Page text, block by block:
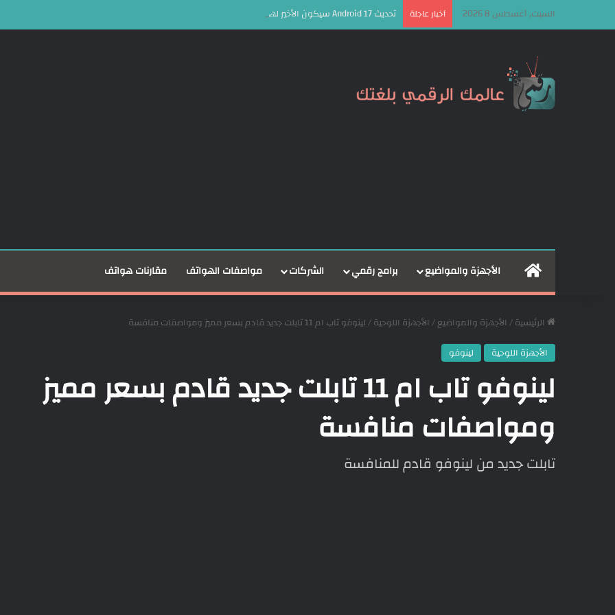
السبت, أغسطس 8 2026 أخبار عاجلة تحديث Android 17 سيكون الأخير لهذه الهواتف من سامسونج
الرئيسيةالأجهزة والمواضيع برامج رقمي الشركات مواصفات الهواتف مقارنات هواتف
الرئيسية/ الأجهزة والمواضيع/ الأجهزة اللوحية/لينوفو تاب ام 11 تابلت جديد قادم بسعر مميز ومواصفات منافسة
الأجهزة اللوحية
لينوفو
لينوفو تاب ام 11 تابلت جديد قادم بسعر مميز
ومواصفات منافسة
تابلت جديد من لينوفو قادم للمنافسة